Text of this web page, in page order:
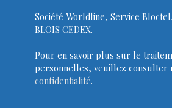
Société Worldline, Service Bloctel,
BLOIS CEDEX.
Pour en savoir plus sur le
personnelles, veuillez consulter
confidentialité.